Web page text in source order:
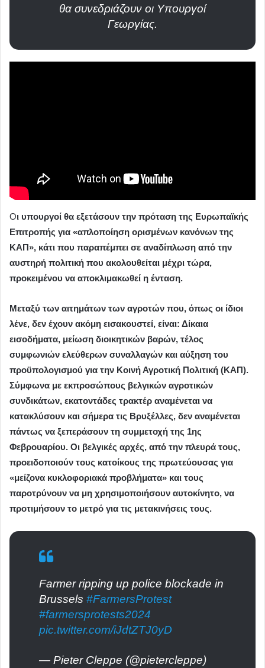
θα συνεδριάζουν οι Υπουργοί
Γεωργίας.
Οι υπουργοί θα εξετάσουν την πρόταση της Ευρωπαϊκής
Επιτροπής για «απλοποίηση ορισμένων κανόνων της
ΚΑΠ», κάτι που παραπέμπει σε αναδίπλωση από την
αυστηρή πολιτική που ακολουθείται μέχρι τώρα,
προκειμένου να αποκλιμακωθεί η ένταση.
Μεταξύ των αιτημάτων των αγροτών που, όπως οι ίδιοι
λένε, δεν έχουν ακόμη εισακουστεί, είναι: Δίκαια
εισοδήματα, μείωση διοικητικών βαρών, τέλος
συμφωνιών ελεύθερων συναλλαγών και αύξηση του
προϋπολογισμού για την Κοινή Αγροτική Πολιτική (ΚΑΠ).
Σύμφωνα με εκπροσώπους βελγικών αγροτικών
συνδικάτων, εκατοντάδες τρακτέρ αναμένεται να
κατακλύσουν και σήμερα τις Βρυξέλλες, δεν αναμένεται
πάντως να ξεπεράσουν τη συμμετοχή της 1ης
Φεβρουαρίου. Οι βελγικές αρχές, από την πλευρά τους,
προειδοποιούν τους κατοίκους της πρωτεύουσας για
«μείζονα κυκλοφοριακά προβλήματα» και τους
παροτρύνουν να μη χρησιμοποιήσουν αυτοκίνητο, να
προτιμήσουν το μετρό για τις μετακινήσεις τους.
Farmer ripping up police blockade in
Brussels #FarmersProtest
#farmersprotests2024
pic.twitter.com/iJdtZTJ0yD
— Pieter Cleppe (@pietercleppe)